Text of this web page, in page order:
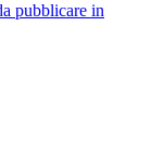
pubblicare in